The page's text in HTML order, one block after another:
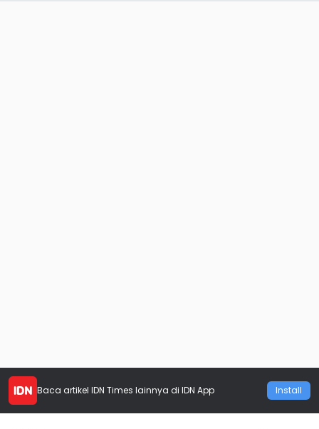
Baca artikel IDN Times lainnya di IDN App Install